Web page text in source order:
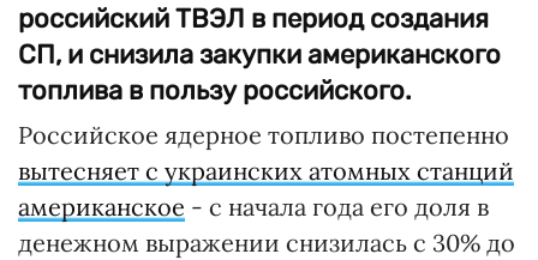
российский ТВЭЛ в период создания
СП, и снизила закупки американского
топлива в пользу российского.
Российское ядерное топливо постепенно
вытесняет с украинских атомных станций
американское - с начала года его доля в
денежном выражении снизилась с 30% до